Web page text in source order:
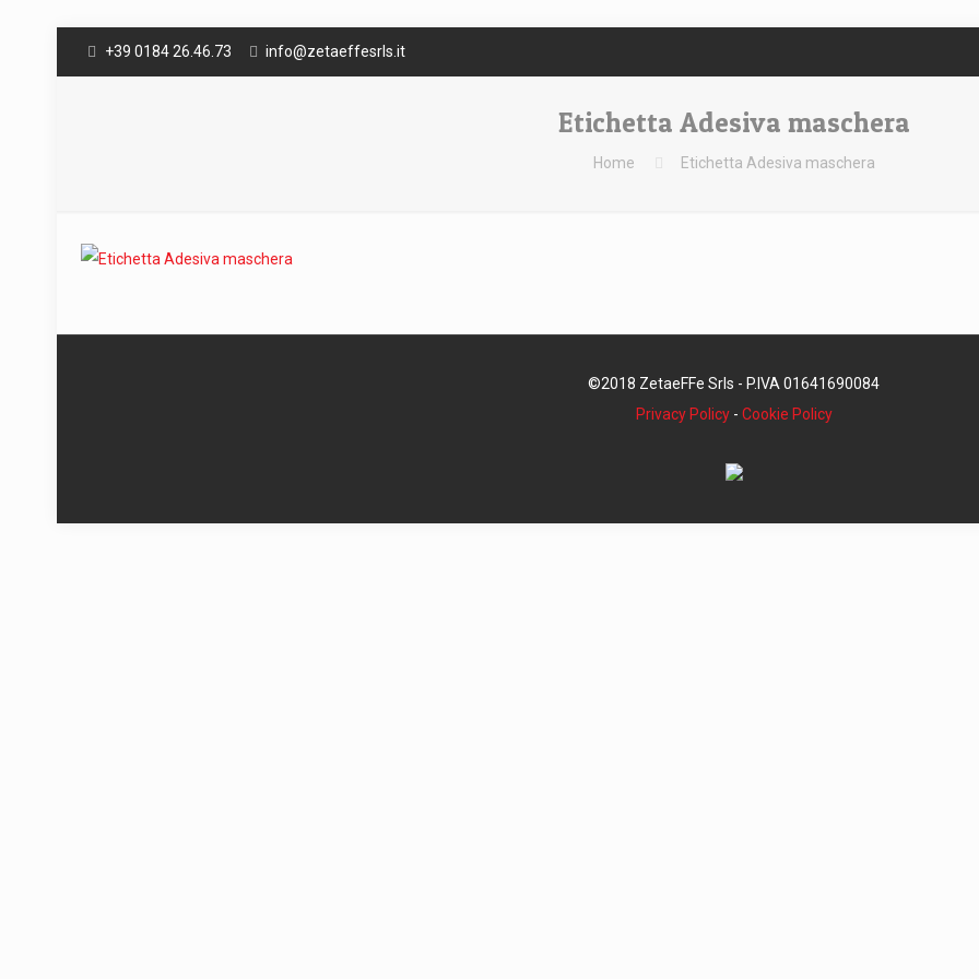
+39 0184 26.46.73 info@zetaeffesrls.it
Etichetta Adesiva maschera
Home Etichetta Adesiva maschera
©2018 ZetaeFFe Srls - P.IVA 01641690084
Privacy Policy - Cookie Policy